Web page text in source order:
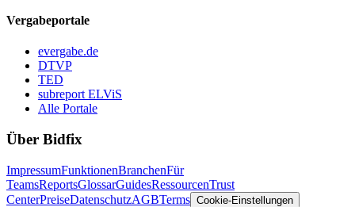
Vergabeportale
evergabe.de
DTVP
TED
subreport ELViS
Alle Portale
Über Bidfix
ImpressumFunktionenBranchenFür
TeamsReportsGlossarGuidesRessourcenTrust
CenterPreiseDatenschutzAGBTerms Cookie-Einstellungen